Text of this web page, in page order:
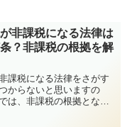
非課税になる法律は
？非課税の根拠を解
課税になる法律をさがす
からないと思いますの
は、非課税の根拠となる